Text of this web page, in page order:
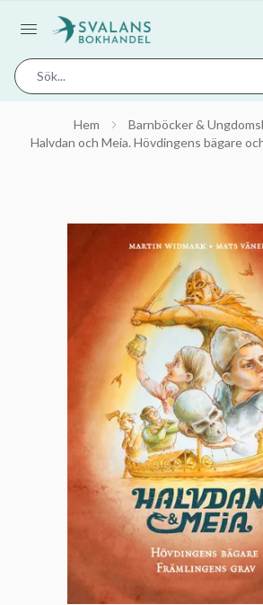
Hem
Barnböcker &
Halvdan och Meia. Hövdingens bägare